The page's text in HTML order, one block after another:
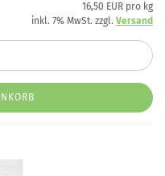
16,50 EUR pro kg
inkl. 7% MwSt. zzgl. Versand